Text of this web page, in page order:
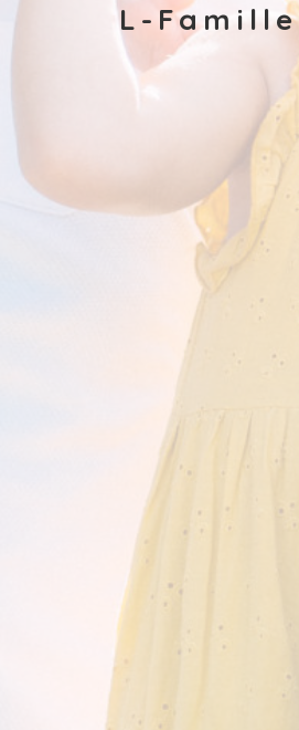
L-Famille